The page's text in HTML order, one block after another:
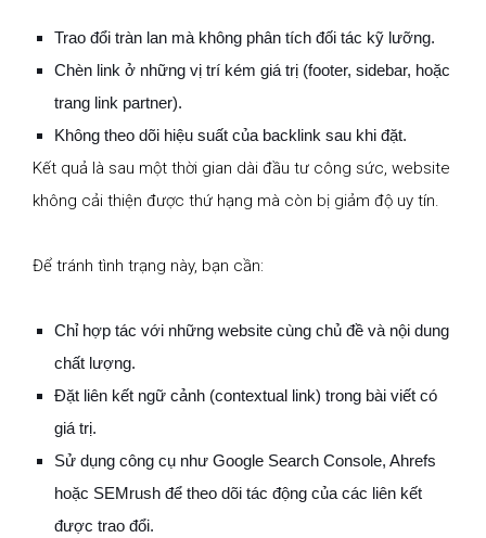
Trao đổi tràn lan mà không phân tích đối tác kỹ lưỡng.
Chèn link ở những vị trí kém giá trị (footer, sidebar, hoặc
trang link partner).
Không theo dõi hiệu suất của backlink sau khi đặt.
Kết quả là sau một thời gian dài đầu tư công sức, website
không cải thiện được thứ hạng mà còn bị giảm độ uy tín.
Để tránh tình trạng này, bạn cần:
Chỉ hợp tác với những website cùng chủ đề và nội dung
chất lượng.
Đặt liên kết ngữ cảnh (contextual link) trong bài viết có
giá trị.
Sử dụng công cụ như Google Search Console, Ahrefs
hoặc SEMrush để theo dõi tác động của các liên kết
được trao đổi.